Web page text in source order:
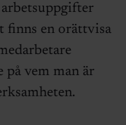
finns en orättvisa
på vem man är